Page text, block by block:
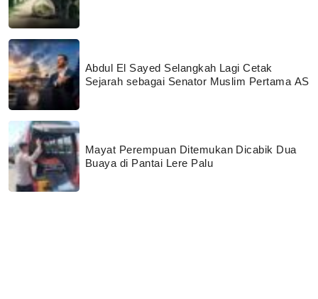
Abdul El Sayed Selangkah Lagi Cetak
Sejarah sebagai Senator Muslim Pertama AS
Mayat Perempuan Ditemukan Dicabik Dua
Buaya di Pantai Lere Palu